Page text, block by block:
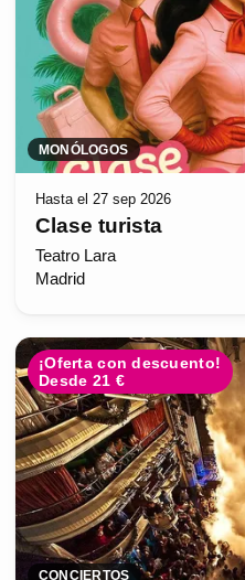
MONÓLOGOS
Hasta el 27 sep 2026
Clase turista
Teatro Lara
Madrid
¡Oferta con descuento!
Desde 21 €
CONCIERTOS